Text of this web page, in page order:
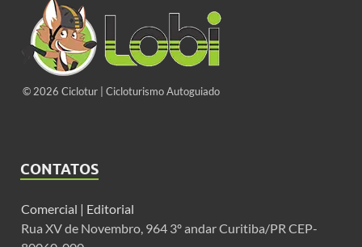
© 2026 Ciclotur | Cicloturismo Autoguiado
CONTATOS
Comercial | Editorial
Rua XV de Novembro, 964 3º andar Curitiba/PR CEP-